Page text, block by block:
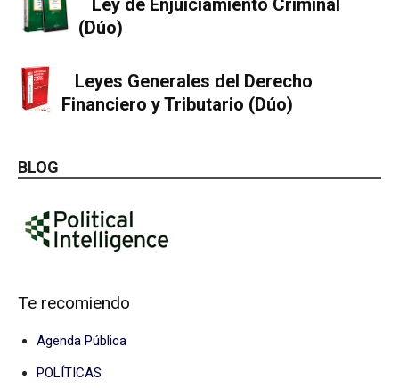
Ley de Enjuiciamiento Criminal
(Dúo)
Leyes Generales del Derecho
Financiero y Tributario (Dúo)
BLOG
Te recomiendo
Agenda Pública
POLÍTICAS